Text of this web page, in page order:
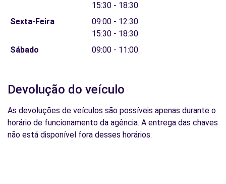
15:30 - 18:30
Sexta-Feira
09:00 - 12:30
15:30 - 18:30
Sábado
09:00 - 11:00
Devolução do veículo
As devoluções de veículos são possíveis apenas durante o
horário de funcionamento da agência. A entrega das chaves
não está disponível fora desses horários.